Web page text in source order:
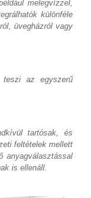
melegvízzel,
különféle
üvegházról vagy
teszi az egyszerű
tartósak, és
feltételek mellett
anyagválasztással
is ellenáll.